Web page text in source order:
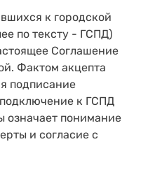
к городской
по тексту - ГСПД)
Соглашение
Фактом акцепта
подписание
к ГСПД
понимание
и согласие с